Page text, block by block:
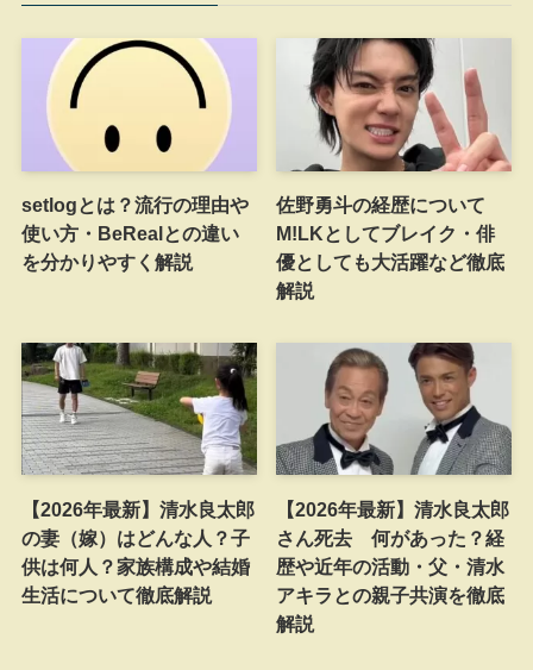
setlogとは？流行の理由や
使い方・BeRealとの違い
を分かりやすく解説
佐野勇斗の経歴について
M!LKとしてブレイク・俳
優としても大活躍など徹底
解説
【2026年最新】清水良太郎
の妻（嫁）はどんな人？子
供は何人？家族構成や結婚
生活について徹底解説
【2026年最新】清水良太郎
さん死去 何があった？経
歴や近年の活動・父・清水
アキラとの親子共演を徹底
解説